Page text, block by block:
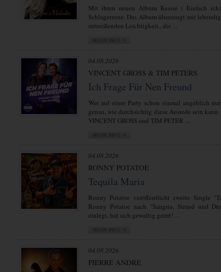
Mit ihren neuen Album Kessie ( Einfach
Schlagerzene. Das Album überzeugt mit
mitreißenden Leichtigkeit., die ...
04.08.2026
VINCENT GROSS & TIM PETERS
Ich Frage Für Nen Freund
Wer auf einer Party schon einmal angeblich
genau, wie durchsichtig diese Ausrede sein
VINCENT GROSS und TIM PETER ...
04.08.2026
RONNY POTATOE
Tequila Maria
Ronny Potatoe veröffentlicht zweite Single
Ronny Potatoe nach "Sangria, Strand und
einlegt, hat sich gewaltig geirrt! ...
04.08.2026
PIERRE ANDRE